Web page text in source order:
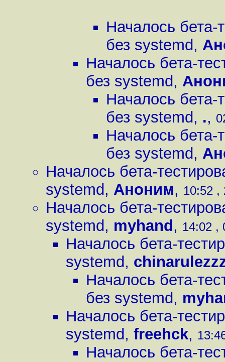
Началось бета-
без systemd,
Началось бета-
без systemd,
Началось бета-
без systemd, .,
Началось бета-
без systemd,
Началось бета-
systemd, Аноним, 10:52 ,
Началось бета-
systemd, myhand , 14:02 ,
Началось бета-
systemd,
Началось бета-
без systemd,
Началось бета-
systemd, freehck,
Началось бета-